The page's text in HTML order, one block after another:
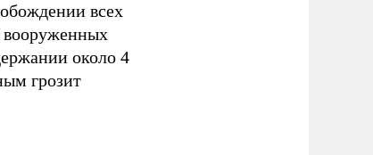
всех
вооруженных
около 4
грозит